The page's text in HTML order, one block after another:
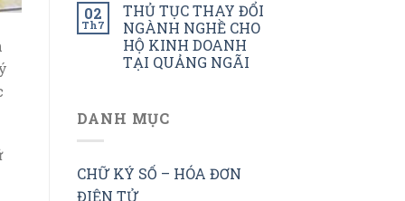
02
Th7
THỦ TỤC THAY ĐỔI
NGÀNH NGHỀ CHO
HỘ KINH DOANH
TẠI QUẢNG NGÃI
DANH MỤC
CHỮ KÝ SỐ – HÓA ĐƠN
ĐIỆN TỬ